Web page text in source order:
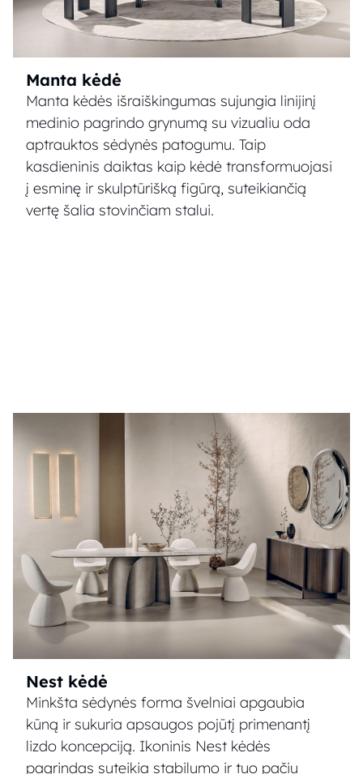
Manta kėdė
Manta kėdės išraiškingumas sujungia linijinį
medinio pagrindo grynumą su vizualiu oda
aptrauktos sėdynės patogumu. Taip
kasdieninis daiktas kaip kėdė transformuojasi
į esminę ir skulptūrišką figūrą, suteikiančią
vertę šalia stovinčiam stalui.
Nest kėdė
Minkšta sėdynės forma švelniai apgaubia
kūną ir sukuria apsaugos pojūtį primenantį
lizdo koncepciją. Ikoninis Nest kėdės
pagrindas suteikia stabilumo ir tuo pačiu